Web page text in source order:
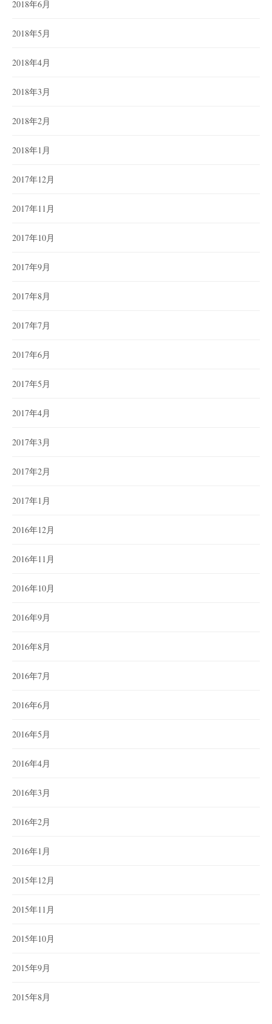
2018年6月
2018年5月
2018年4月
2018年3月
2018年2月
2018年1月
2017年12月
2017年11月
2017年10月
2017年9月
2017年8月
2017年7月
2017年6月
2017年5月
2017年4月
2017年3月
2017年2月
2017年1月
2016年12月
2016年11月
2016年10月
2016年9月
2016年8月
2016年7月
2016年6月
2016年5月
2016年4月
2016年3月
2016年2月
2016年1月
2015年12月
2015年11月
2015年10月
2015年9月
2015年8月